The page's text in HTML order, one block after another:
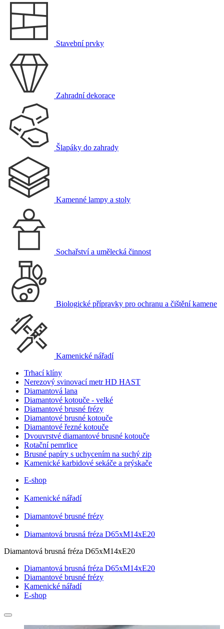
Stavební prvky
Zahradní dekorace
Šlapáky do zahrady
Kamenné lampy a stoly
Sochařství a umělecká činnost
Biologické přípravky pro ochranu a čištění kamene
Kamenické nářadí
Trhací klíny
Nerezový svinovací metr HD HAST
Diamantová lana
Diamantové kotouče - velké
Diamantové brusné frézy
Diamantové brusné kotouče
Diamantové řezné kotouče
Dvouvrstvé diamantové brusné kotouče
Rotační pemrlice
Brusné papíry s uchycením na suchý zip
Kamenické karbidové sekáče a prýskače
E-shop
Kamenické nářadí
Diamantové brusné frézy
Diamantová brusná fréza D65xM14xE20
Diamantová brusná fréza D65xM14xE20
Diamantová brusná fréza D65xM14xE20
Diamantové brusné frézy
Kamenické nářadí
E-shop